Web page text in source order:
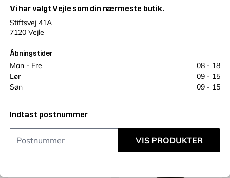
Vi har valgt Vejle som din nærmeste butik.
Stiftsvej 41A
7120 Vejle
Åbningstider
Man - Fre
08 - 18
Lør
09 - 15
Søn
09 - 15
Indtast postnummer
VIS PRODUKTER
Letspartel medium 10 l
Midun Basic
10L
Pris 149 kr. /stk
149
Læg i kurv Læg i kurv